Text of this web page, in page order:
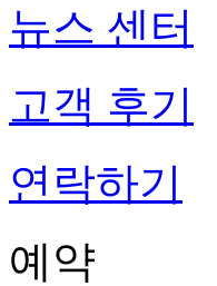
뉴스 센터
고객 후기
연락하기
예약